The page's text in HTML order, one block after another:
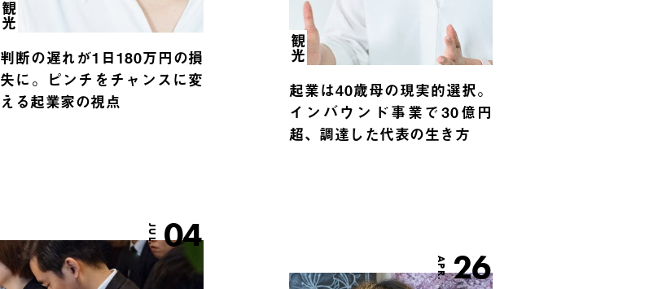
観光
判断の遅れが1日180万円の損
失に。ピンチをチャンスに変
える起業家の視点
観光
起業は40歳母の現実的選択。
インバウンド事業で30億円
超、調達した代表の生き方
JUL. 04
APR.26